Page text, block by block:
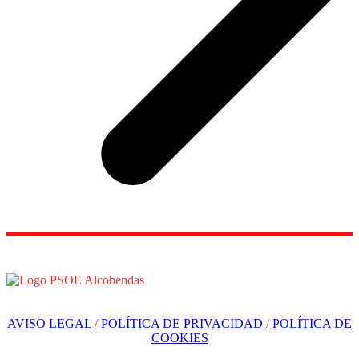
AVISO LEGAL /POLÍTICA DE PRIVACIDAD /POLÍTICA DE
COOKIES